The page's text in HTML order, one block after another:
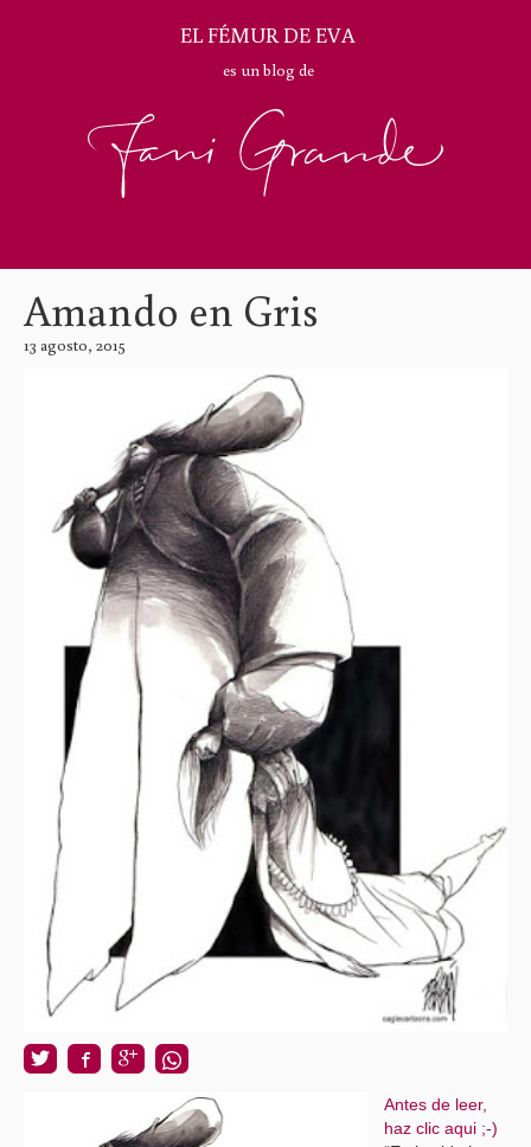
EL FÉMUR DE EVA
es un blog de
Amando en Gris
13 agosto, 2015
Antes de leer,
haz clic aqui ;-)